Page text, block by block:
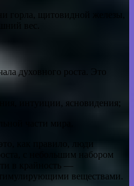
горла, щитовидной железы,
вес.
духовного роста. Это
интуиции, ясновидения;
части мира.
как правило, люди
с небольшим набором
в крайность —
веществами.